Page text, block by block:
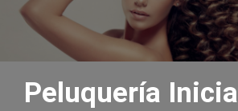
Peluquería Inicial